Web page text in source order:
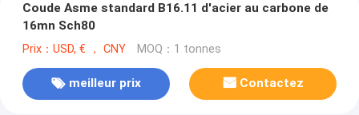
Coude Asme standard B16.11 d'acier au carbone de
16mn Sch80
Prix：USD, € ， CNY MOQ：1 tonnes
meilleur prix Contactez